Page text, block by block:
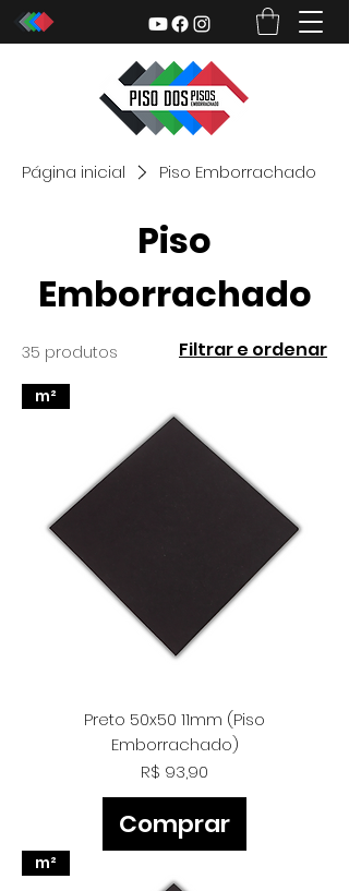
Página inicial Piso Emborrachado
Piso
Emborrachado
35 produtos Filtrar e ordenar
m²
Preto 50x50 11mm (Piso
Emborrachado)
Preço
R$ 93,90
Comprar
m²